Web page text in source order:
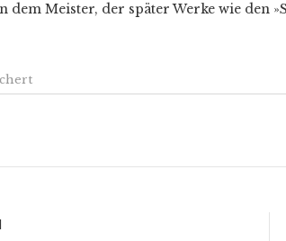
dem Meister, der später Werke wie den